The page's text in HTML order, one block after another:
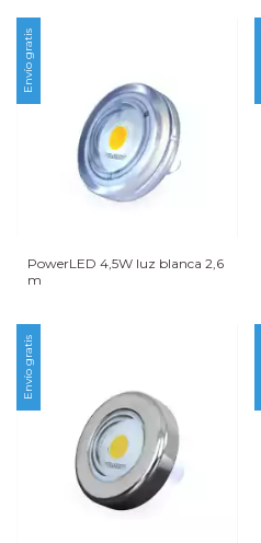
Envío gratis
PowerLED 4,5W luz blanca 2,6
m
Envío gratis